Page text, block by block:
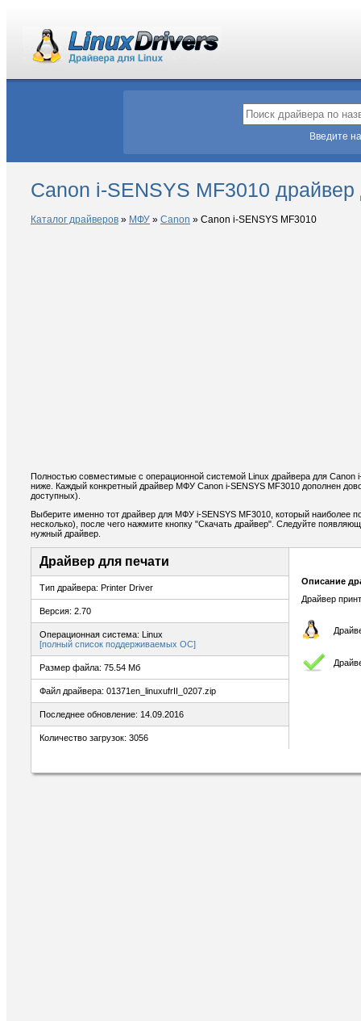
Введите
Canon i-SENSYS MF3010
Каталог драйверов » МФУ » Canon » Canon i-SENSYS MF3010
Полностью совместимые с операционной системой Linux драйвера для
ниже. Каждый конкретный драйвер МФУ Canon i-SENSYS MF3010 дополнен
доступных).
Выберите именно тот драйвер для МФУ i-SENSYS MF3010, который наиболее
несколько), после чего нажмите кнопку "Скачать драйвер". Следуйте
нужный драйвер.
Драйвер для печати
Тип драйвера: Printer Driver
Версия: 2.70
Операционная система: Linux
[полный список поддерживаемых ОС]
Размер файла: 75.54 Мб
Файл драйвера: 01371en_linuxufrII_0207.zip
Последнее обновление: 14.09.2016
Количество загрузок: 3056
Описание
Драйвер